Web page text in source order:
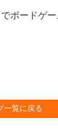
ボードゲ
一覧に戻る